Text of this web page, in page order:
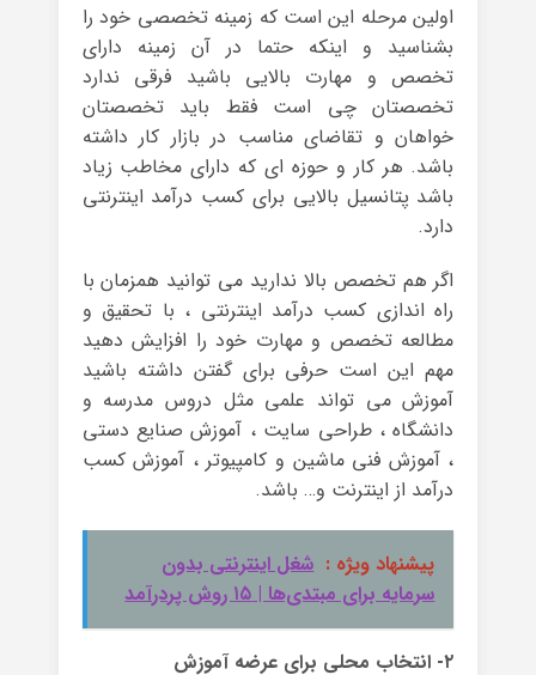
اولین مرحله این است که زمینه تخصصی خود را
بشناسید و اینکه حتما در آن زمینه دارای
تخصص و مهارت بالایی باشید فرقی ندارد
تخصصتان چی است فقط باید تخصصتان
خواهان و تقاضای مناسب در بازار کار داشته
باشد. هر کار و حوزه ای که دارای مخاطب زیاد
باشد پتانسیل بالایی برای کسب درآمد اینترنتی
دارد.
اگر هم تخصص بالا ندارید می توانید همزمان با
راه اندازی کسب درآمد اینترنتی ، با تحقیق و
مطالعه تخصص و مهارت خود را افزایش دهید
مهم این است حرفی برای گفتن داشته باشید
آموزش می تواند علمی مثل دروس مدرسه و
دانشگاه ، طراحی سایت ، آموزش صنایع دستی
، آموزش فنی ماشین و کامپیوتر ، آموزش کسب
درآمد از اینترنت و… باشد.
پیشنهاد ویژه : شغل اینترنتی بدون
سرمایه برای مبتدی‌ها | ۱۵ روش پردرآمد
۲- انتخاب محلی برای عرضه آموزش